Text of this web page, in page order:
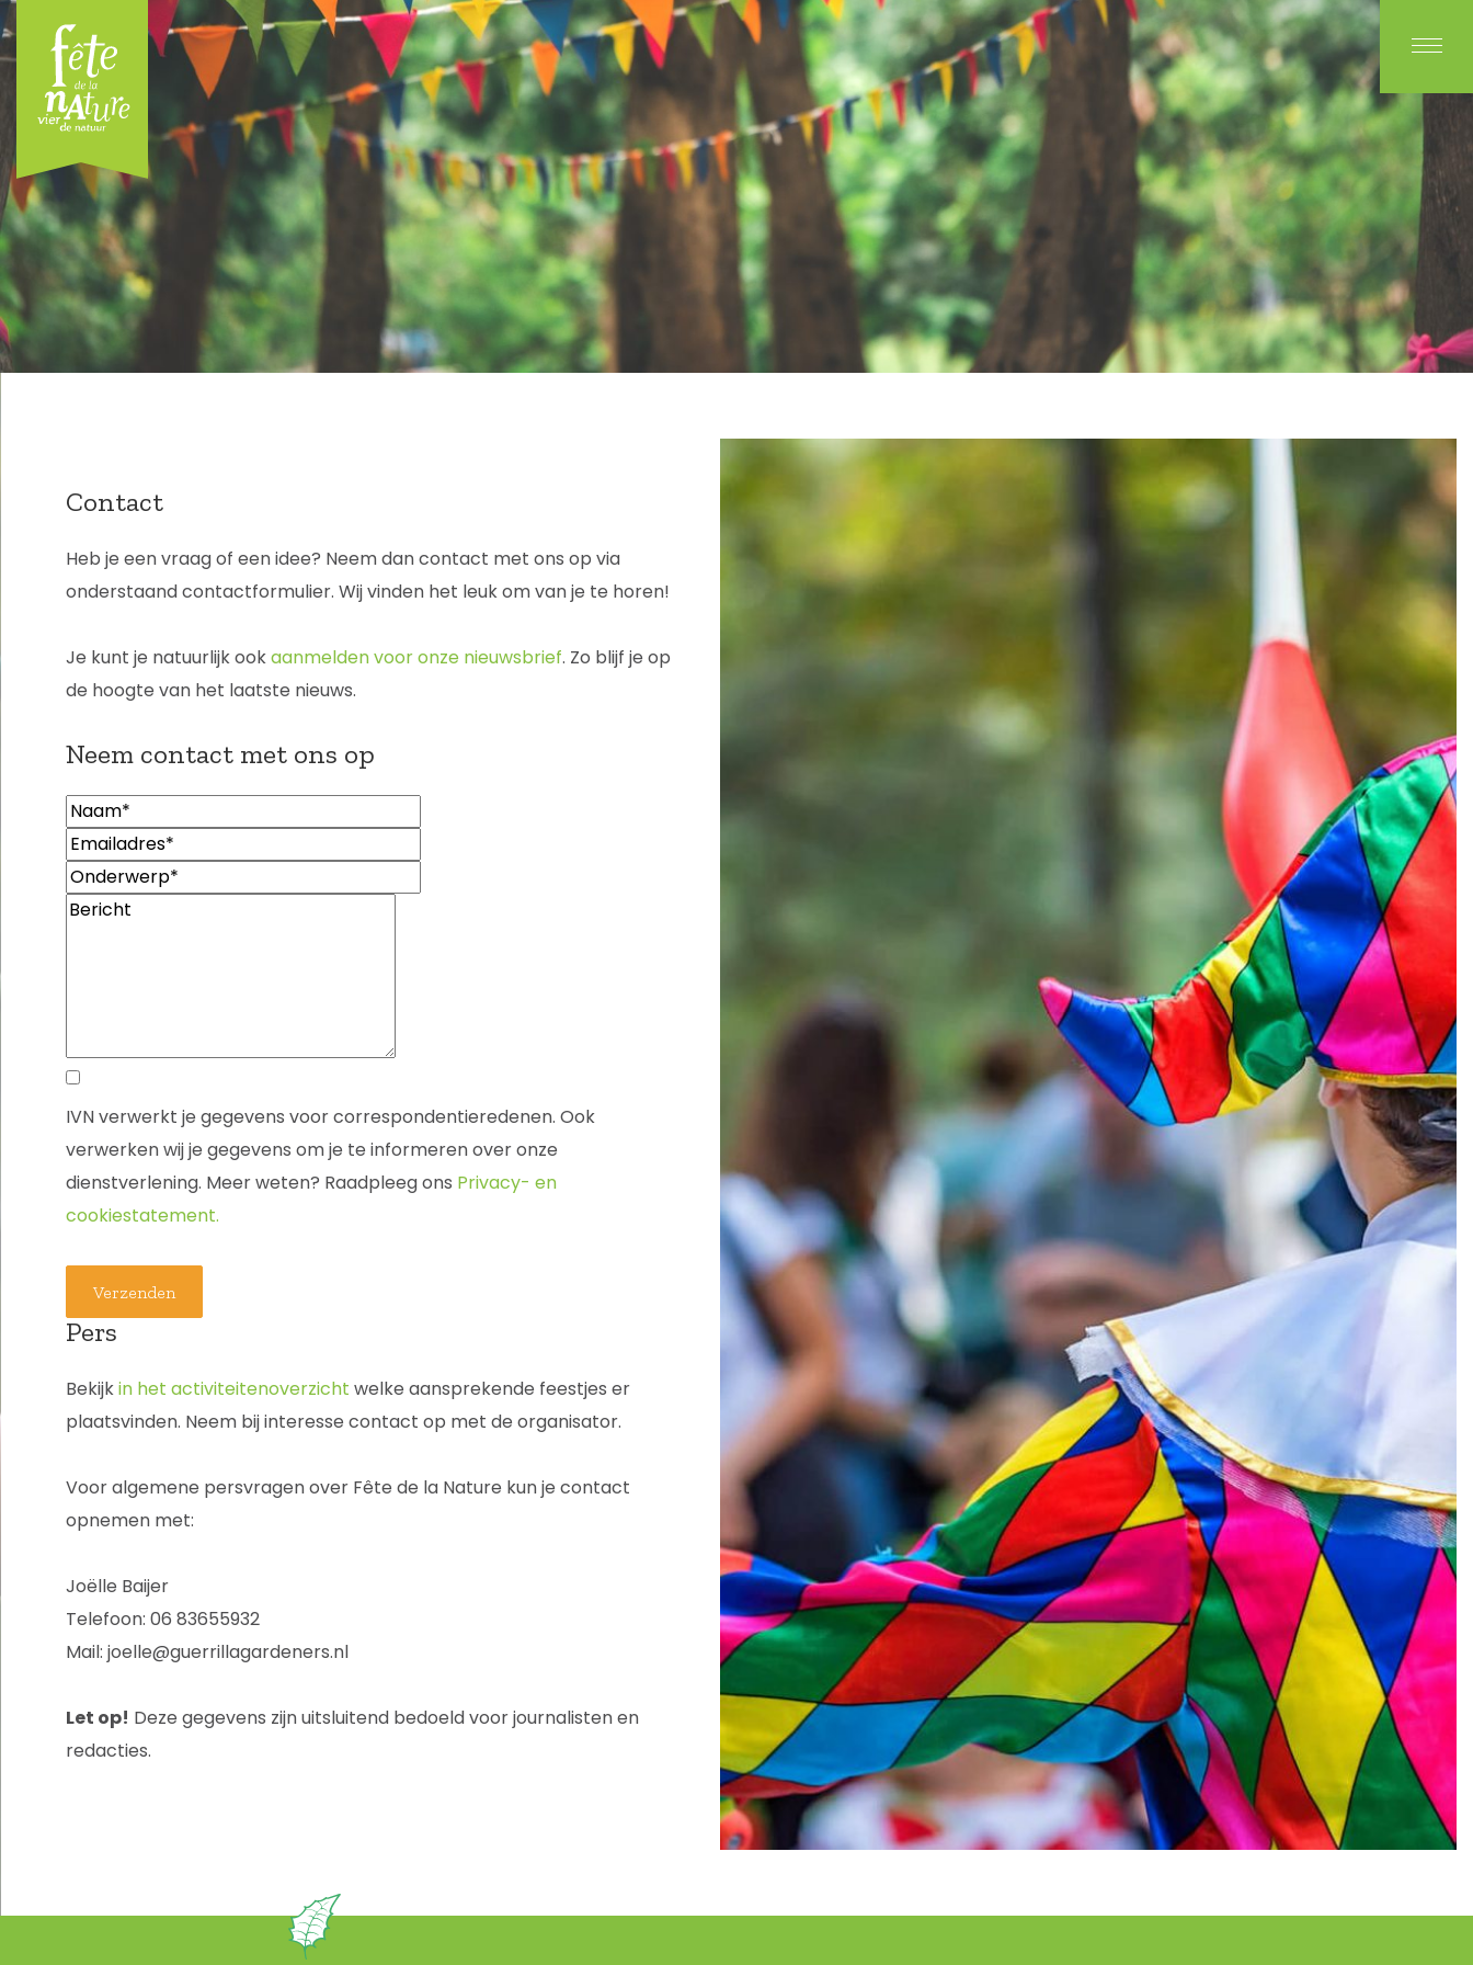
Contact
Heb je een vraag of een idee? Neem dan contact met ons op via
onderstaand contactformulier. Wij vinden het leuk om van je te horen!
Je kunt je natuurlijk ookaanmelden voor onze nieuwsbrief. Zo blijf je op
de hoogte van het laatste nieuws.
Neem contact met ons op
IVN verwerkt je gegevens voor correspondentieredenen. Ook
verwerken wij je gegevens om je te informeren over onze
dienstverlening. Meer weten? Raadpleeg ons Privacy- en
cookiestatement.
Verzenden
Pers
Bekijkin het activiteitenoverzicht welke aansprekende feestjes er
plaatsvinden. Neem bij interesse contact op met de organisator.
Voor algemene persvragen over Fête de la Nature kun je contact
opnemen met:
Joëlle Baijer
Telefoon: 06 83655932
Mail: joelle@guerrillagardeners.nl
Let op! Deze gegevens zijn uitsluitend bedoeld voor journalisten en
redacties.